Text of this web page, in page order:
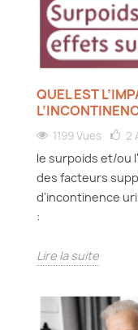
QUEL EST
1199 Vues 2
le surpoids et/ou
des facteurs
d'incontinence
:
Lire la suite